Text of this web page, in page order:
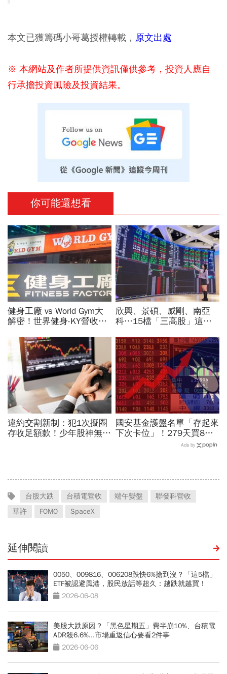
本文已獲籌碼小哥葛授權轉載， 原文出處​
※ 本網站及作者所提供資訊僅供參考，投資人應自
行承擔投資風險及投資結果。
你可能還想看
健身工廠 vs World Gym大
解密！世界健身-KY營收大
課、會籍…誰才是真正賺錢
金雞母？
欣興、景碩、威剛、南亞
科…15檔「三高股」這檔
指期夜盤先上45K，台股明
開飆？
違約交割新制：犯1次擬圈
存收足額款！少年股神無本
國安基金護盤名單「存起來
下次卡位」！279天買8檔
翻倍賺百億：鴻海、台達
Ads by
台股大跌 台積電營收 端午變盤
聯發科營收
華許
FOMO SpaceX
延伸閱讀
0050、009816、006208跌快6%搶到沒？「這5檔」
ETF被認避風港，股民放話等超久：越跌就越買！
2026-06-08
美股大跌原因？「黑色星期五」費半崩10%、台積電
ADR殺6.6%...市場重返信心要看2件事
2026-06-06